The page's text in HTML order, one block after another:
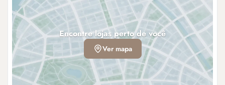
Encontre lojas perto de você
Ver mapa